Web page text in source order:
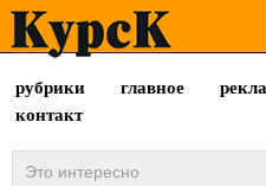
рубрики главное
контакт